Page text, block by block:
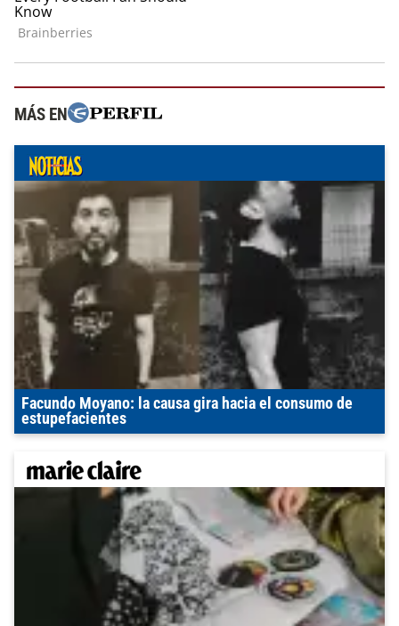
MÁS EN
Facundo Moyano: la causa gira hacia el consumo de
estupefacientes